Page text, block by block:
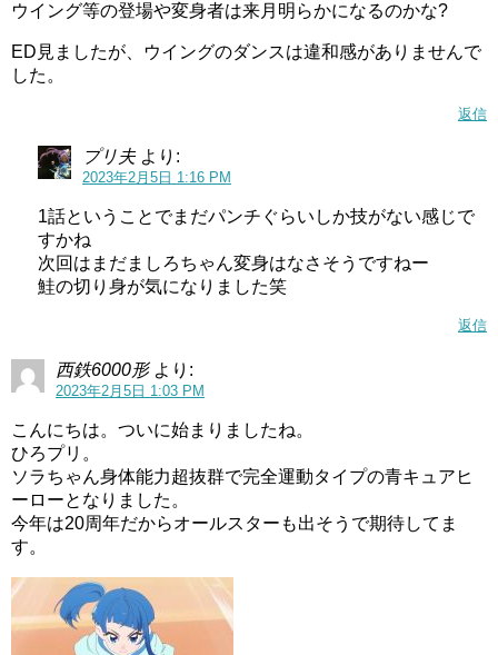
ウイング等の登場や変身者は来月明らかになるのかな?
ED見ましたが、ウイングのダンスは違和感がありませんで
した。
返信
プリ夫 より:
2023年2月5日 1:16 PM
1話ということでまだパンチぐらいしか技がない感じで
すかね
次回はまだましろちゃん変身はなさそうですねー
鮭の切り身が気になりました笑
返信
西鉄6000形 より:
2023年2月5日 1:03 PM
こんにちは。ついに始まりましたね。
ひろプリ。
ソラちゃん身体能力超抜群で完全運動タイプの青キュアヒ
ーローとなりました。
今年は20周年だからオールスターも出そうで期待してま
す。